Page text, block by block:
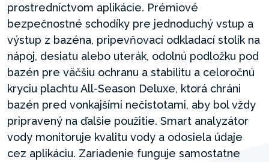
prostredníctvom aplikácie. Prémiové
bezpečnostné schodíky pre jednoduchý vstup a
výstup z bazéna, pripevňovací odkladací stolík na
nápoj, desiatu alebo uterák, odolnú podložku pod
bazén pre väčšiu ochranu a stabilitu a celoročnú
kryciu plachtu All-Season Deluxe, ktorá chráni
bazén pred vonkajšími nečistotami, aby bol vždy
pripravený na ďalšie použitie. Smart analyzátor
vody monitoruje kvalitu vody a odosiela údaje
cez aplikáciu. Zariadenie funguje samostatne